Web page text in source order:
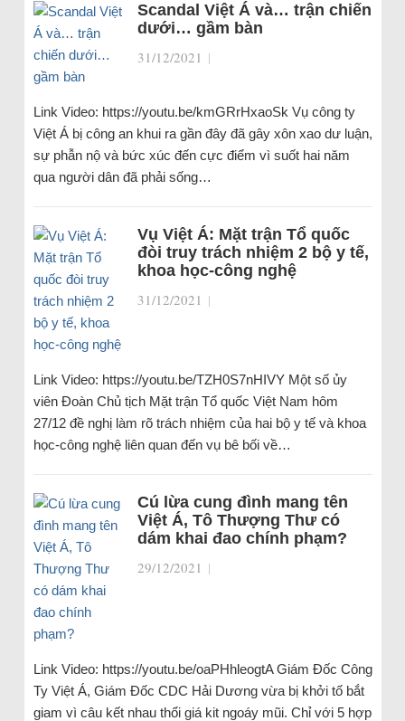
Scandal Việt Á và… trận chiến
dưới… gầm bàn
31/12/2021 |
Link Video: https://youtu.be/kmGRrHxaoSk Vụ công ty
Việt Á bị công an khui ra gần đây đã gây xôn xao dư luận,
sự phẫn nộ và bức xúc đến cực điểm vì suốt hai năm
qua người dân đã phải sống…
Vụ Việt Á: Mặt trận Tổ quốc
đòi truy trách nhiệm 2 bộ y tế,
khoa học-công nghệ
31/12/2021 |
Link Video: https://youtu.be/TZH0S7nHIVY Một số ủy
viên Đoàn Chủ tịch Mặt trận Tổ quốc Việt Nam hôm
27/12 đề nghị làm rõ trách nhiệm của hai bộ y tế và khoa
học-công nghệ liên quan đến vụ bê bối về…
Cú lừa cung đình mang tên
Việt Á, Tô Thượng Thư có
dám khai đao chính phạm?
29/12/2021 |
Link Video: https://youtu.be/oaPHhleogtA Giám Đốc Công
Ty Việt Á, Giám Đốc CDC Hải Dương vừa bị khởi tố bắt
giam vì câu kết nhau thổi giá kit ngoáy mũi. Chỉ với 5 hợp